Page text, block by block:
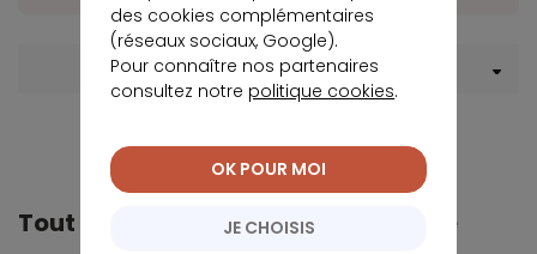
Menu Assurance de prêt
Tout Meilleurtaux dans votre poche
des cookies complémentaires
(réseaux sociaux, Google).
Pour connaître nos partenaires
consultez notre politique cookies.
JE CHOISIS
OK POUR MOI